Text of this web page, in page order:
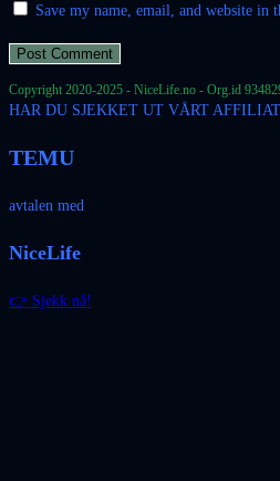
Save my name, email, and website
Copyright 2020-2025 - NiceLife.no - Org.id
HAR DU SJEKKET UT VÅRT
TEMU
avtalen med
NiceLife
👉 Sjekk nå!